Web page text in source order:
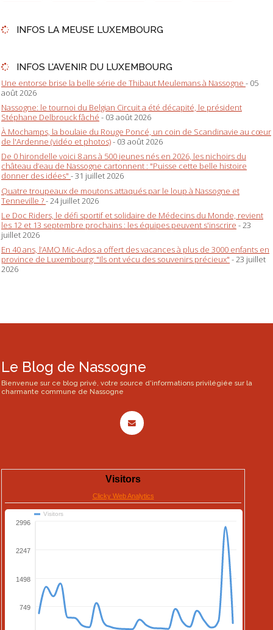
INFOS LA MEUSE LUXEMBOURG
INFOS L'AVENIR DU LUXEMBOURG
Une entorse brise la belle série de Thibaut Meulemans à Nassogne - 05
août 2026
Nassogne: le tournoi du Belgian Circuit a été décapité, le président
Stéphane Delbrouck fâché - 03 août 2026
À Mochamps, la boulaie du Rouge Poncé, un coin de Scandinavie au cœur
de l'Ardenne (vidéo et photos)- 03 août 2026
De 0 hirondelle voici 8 ans à 500 jeunes nés en 2026, les nichoirs du
château d’eau de Nassogne cartonnent : "Puisse cette belle histoire
donner des idées" - 31 juillet 2026
Quatre troupeaux de moutons attaqués par le loup à Nassogne et
Tenneville ?- 24 juillet 2026
Le Doc Riders, le défi sportif et solidaire de Médecins du Monde, revient
les 12 et 13 septembre prochains : les équipes peuvent s'inscrire - 23
juillet 2026
En 40 ans, l’AMO Mic-Ados a offert des vacances à plus de 3000 enfants en
province de Luxembourg: "Ils ont vécu des souvenirs précieux" - 23 juillet
2026
Le Blog de Nassogne
Bienvenue sur ce blog privé, votre source d'informations privilégiée sur la
charmante commune de Nassogne